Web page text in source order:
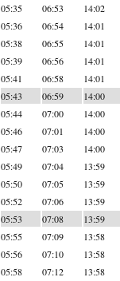
05:35 06:53 14:02
05:36 06:54 14:01
05:38 06:55 14:01
05:39 06:56 14:01
05:41 06:58 14:01
05:43 06:59 14:00
05:44 07:00 14:00
05:46 07:01 14:00
05:47 07:03 14:00
05:49 07:04 13:59
05:50 07:05 13:59
05:52 07:06 13:59
05:53 07:08 13:59
05:55 07:09 13:58
05:56 07:10 13:58
05:58 07:12 13:58